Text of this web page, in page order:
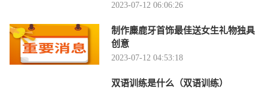
2023-07-12 06:06:26
制作麋鹿牙首饰最佳送女生礼物独具
创意
2023-07-12 04:53:18
双语训练是什么（双语训练）